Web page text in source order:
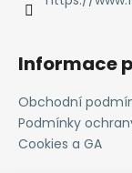
Informace
Obchodní
Podmínky
Cookies a GA